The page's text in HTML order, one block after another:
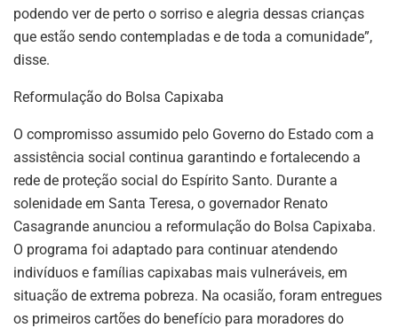
podendo ver de perto o sorriso e alegria dessas crianças
que estão sendo contempladas e de toda a comunidade”,
disse.
Reformulação do Bolsa Capixaba
O compromisso assumido pelo Governo do Estado com a
assistência social continua garantindo e fortalecendo a
rede de proteção social do Espírito Santo. Durante a
solenidade em Santa Teresa, o governador Renato
Casagrande anunciou a reformulação do Bolsa Capixaba.
O programa foi adaptado para continuar atendendo
indivíduos e famílias capixabas mais vulneráveis, em
situação de extrema pobreza. Na ocasião, foram entregues
os primeiros cartões do benefício para moradores do